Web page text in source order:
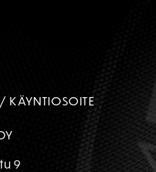
KÄYNTIOSOITE
9